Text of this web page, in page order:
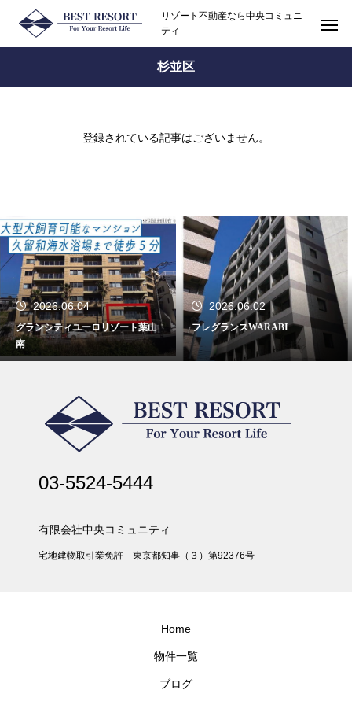
リゾート不動産なら中央コミュニ
ティ
杉並区
登録されている記事はございません。
2026.06.04
グランシティユーロリゾート葉山
南
2026.06.02
フレグランスWARABI
03-5524-5444
有限会社中央コミュニティ
宅地建物取引業免許 東京都知事（３）第92376号
Home
物件一覧
ブログ